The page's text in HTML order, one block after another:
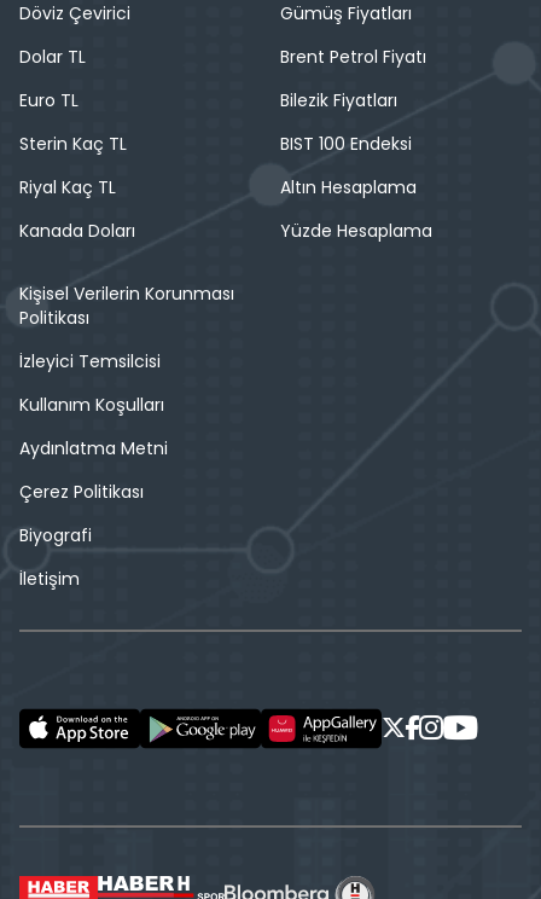
Döviz Çevirici
Dolar TL
Euro TL
Sterin Kaç TL
Riyal Kaç TL
Kanada Doları
Gümüş Fiyatları
Brent Petrol Fiyatı
Bilezik Fiyatları
BIST 100 Endeksi
Altın Hesaplama
Yüzde Hesaplama
Kişisel Verilerin Korunması
Politikası
İzleyici Temsilcisi
Kullanım Koşulları
Aydınlatma Metni
Çerez Politikası
Biyografi
İletişim